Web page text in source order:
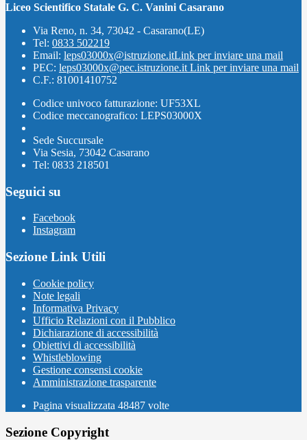
Liceo Scientifico Statale G. C. Vanini Casarano
Via Reno, n. 34, 73042 - Casarano(LE)
Tel: 0833 502219
Email: leps03000x@istruzione.itLink per inviare una mail
PEC: leps03000x@pec.istruzione.it Link per inviare una mail
C.F.: 81001410752
Codice univoco fatturazione: UF53XL
Codice meccanografico: LEPS03000X
Sede Succursale
Via Sesia, 73042 Casarano
Tel: 0833 218501
Seguici su
Facebook
Instagram
Sezione Link Utili
Cookie policy
Note legali
Informativa Privacy
Ufficio Relazioni con il Pubblico
Dichiarazione di accessibilità
Obiettivi di accessibilità
Whistleblowing
Gestione consensi cookie
Amministrazione trasparente
Pagina visualizzata 48487 volte
Sezione Copyright